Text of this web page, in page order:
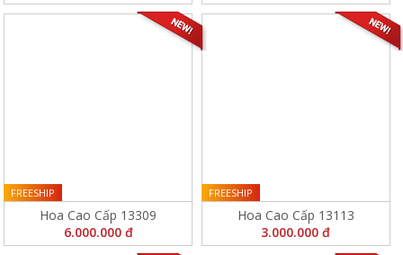
Hoa Cao Cấp 13309
6.000.000 đ
FREESHIP
Hoa Cao Cấp 13113
3.000.000 đ
FREESHIP